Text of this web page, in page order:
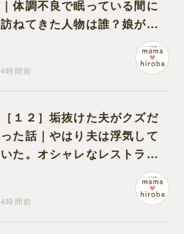
｜体調不良で眠っている間に
訪ねてきた人物は誰？娘が戻
ってきたのかと不安になる
4時間前
［１２］垢抜けた夫がクズだ
った話｜やはり夫は浮気して
いた。オシャレなレストラン
4時間前